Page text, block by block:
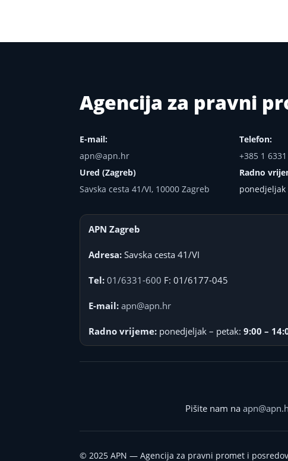
Agencija za pravni
E-mail:
apn@apn.hr
Ured (Zagreb)
Savska cesta 41/VI, 10000 Zagreb
Telefon:
+385 1
Radno
APN Zagreb
Adresa: Savska cesta 41/VI
Tel: 01/6331-600 F: 01/6177-045
E-mail: apn@apn.hr
Radno vrijeme: ponedjeljak – petak:9:00 –
Pišite nam na
©2025 APN — Agencija za pravni promet i